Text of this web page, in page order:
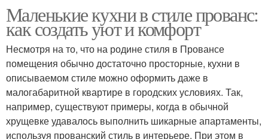
Маленькие кухни в стиле прованс:
как создать уют и комфорт
Несмотря на то, что на родине стиля в Провансе
помещения обычно достаточно просторные, кухни в
описываемом стиле можно оформить даже в
малогабаритной квартире в городских условиях. Так,
например, существуют примеры, когда в обычной
хрущевке удавалось выполнить шикарные апартаменты,
используя прованский стиль в интерьере. При этом в